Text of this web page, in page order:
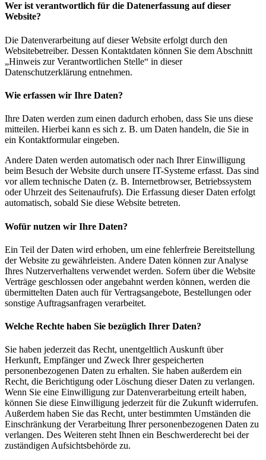
Wer ist verantwortlich für die Datenerfassung auf dieser
Website?
Die Datenverarbeitung auf dieser Website erfolgt durch den
Websitebetreiber. Dessen Kontaktdaten können Sie dem Abschnitt
„Hinweis zur Verantwortlichen Stelle“ in dieser
Datenschutzerklärung entnehmen.
Wie erfassen wir Ihre Daten?
Ihre Daten werden zum einen dadurch erhoben, dass Sie uns diese
mitteilen. Hierbei kann es sich z. B. um Daten handeln, die Sie in
ein Kontaktformular eingeben.
Andere Daten werden automatisch oder nach Ihrer Einwilligung
beim Besuch der Website durch unsere IT-Systeme erfasst. Das sind
vor allem technische Daten (z. B. Internetbrowser, Betriebssystem
oder Uhrzeit des Seitenaufrufs). Die Erfassung dieser Daten erfolgt
automatisch, sobald Sie diese Website betreten.
Wofür nutzen wir Ihre Daten?
Ein Teil der Daten wird erhoben, um eine fehlerfreie Bereitstellung
der Website zu gewährleisten. Andere Daten können zur Analyse
Ihres Nutzerverhaltens verwendet werden. Sofern über die Website
Verträge geschlossen oder angebahnt werden können, werden die
übermittelten Daten auch für Vertragsangebote, Bestellungen oder
sonstige Auftragsanfragen verarbeitet.
Welche Rechte haben Sie bezüglich Ihrer Daten?
Sie haben jederzeit das Recht, unentgeltlich Auskunft über
Herkunft, Empfänger und Zweck Ihrer gespeicherten
personenbezogenen Daten zu erhalten. Sie haben außerdem ein
Recht, die Berichtigung oder Löschung dieser Daten zu verlangen.
Wenn Sie eine Einwilligung zur Datenverarbeitung erteilt haben,
können Sie diese Einwilligung jederzeit für die Zukunft widerrufen.
Außerdem haben Sie das Recht, unter bestimmten Umständen die
Einschränkung der Verarbeitung Ihrer personenbezogenen Daten zu
verlangen. Des Weiteren steht Ihnen ein Beschwerderecht bei der
zuständigen Aufsichtsbehörde zu.